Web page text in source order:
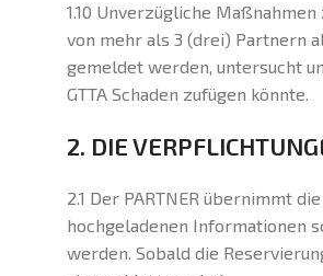
1.10 Unverzügliche
von mehr als 3 (drei) Partnern
gemeldet werden, untersucht
GTTA Schaden zufügen könnte.
2. DIE
2.1 Der PARTNER übernimmt
hochgeladenen Informationen
werden. Sobald die